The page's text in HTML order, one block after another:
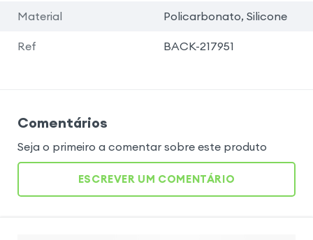
Material Policarbonato, Silicone
Ref BACK-217951
Comentários
Seja o primeiro a comentar sobre este produto
ESCREVER UM COMENTÁRIO